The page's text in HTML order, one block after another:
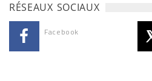
RÉSEAUX SOCIAUX
Facebook